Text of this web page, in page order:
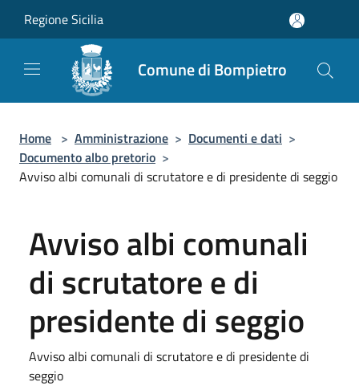
Regione Sicilia
Comune di Bompietro
Home > Amministrazione > Documenti e dati >
Documento albo pretorio >
Avviso albi comunali di scrutatore e di presidente di seggio
Avviso albi comunali
di scrutatore e di
presidente di seggio
Avviso albi comunali di scrutatore e di presidente di
seggio